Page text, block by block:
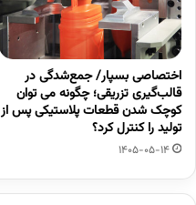
اختصاصی بسپار/ جمع‌شدگی در
قالب‌گیری تزریقی؛ چگونه می توان
کوچک شدن قطعات پلاستیکی پس از
تولید را کنترل کرد؟
1405-05-14